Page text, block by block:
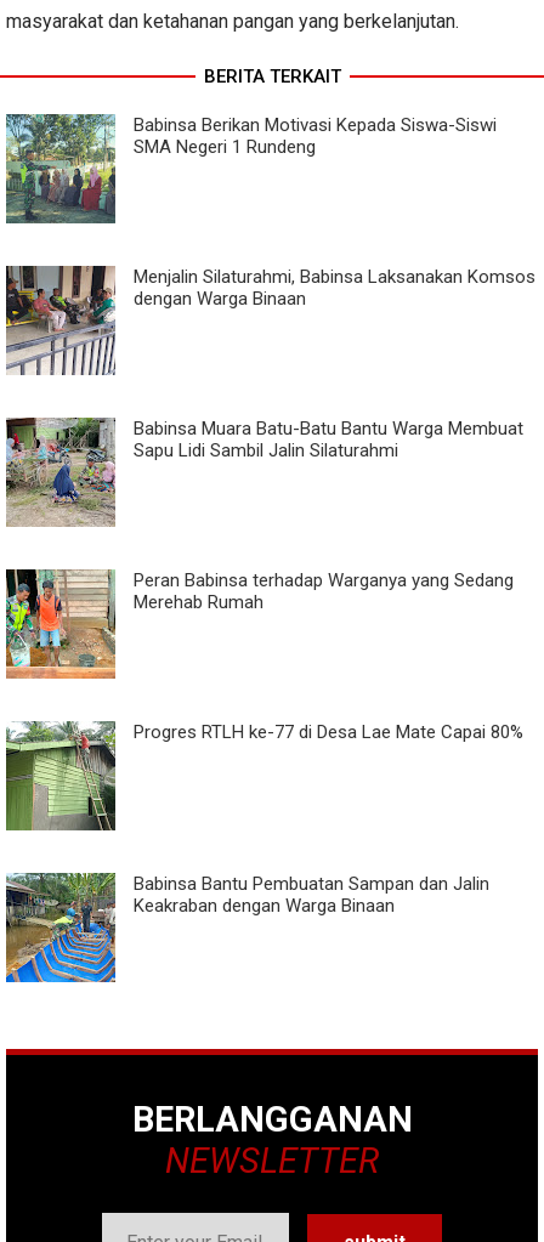
masyarakat dan ketahanan pangan yang berkelanjutan.
BERITA TERKAIT
Babinsa Berikan Motivasi Kepada Siswa-Siswi
SMA Negeri 1 Rundeng
Menjalin Silaturahmi, Babinsa Laksanakan Komsos
dengan Warga Binaan
Babinsa Muara Batu-Batu Bantu Warga Membuat
Sapu Lidi Sambil Jalin Silaturahmi
Peran Babinsa terhadap Warganya yang Sedang
Merehab Rumah
Progres RTLH ke-77 di Desa Lae Mate Capai 80%
Babinsa Bantu Pembuatan Sampan dan Jalin
Keakraban dengan Warga Binaan
BERLANGGANAN
NEWSLETTER